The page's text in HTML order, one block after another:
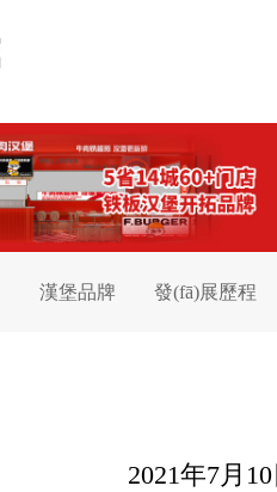
漢堡品牌 發(fā)展歷程
2021年7月